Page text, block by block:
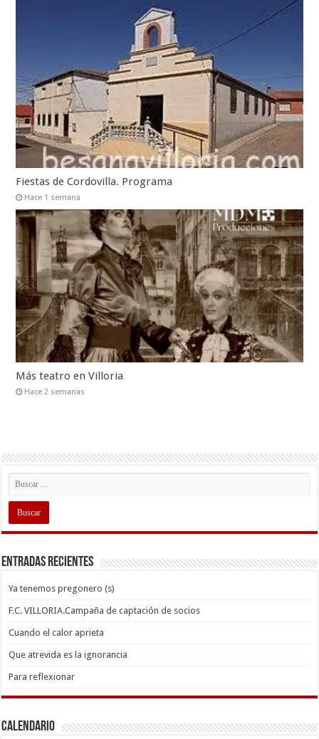
Fiestas de Cordovilla. Programa
Hace 1 semana
Más teatro en Villoria
Hace 2 semanas
Entradas recientes
Ya tenemos pregonero (s)
F.C. VILLORIA.Campaña de captación de socios
Cuando el calor aprieta
Que atrevida es la ignorancia
Para reflexionar
Calendario